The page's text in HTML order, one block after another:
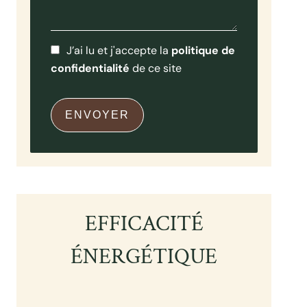
J’ai lu et j'accepte la politique de
confidentialité de ce site
ENVOYER
EFFICACITÉ
ÉNERGÉTIQUE